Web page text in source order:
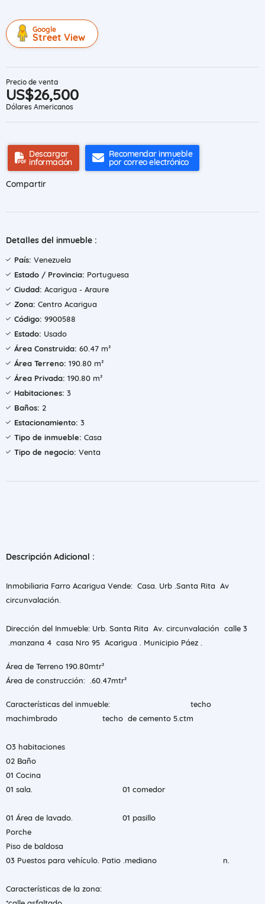
Google
Street View
Precio de venta
US$26,500
Dólares Americanos
Descargar
información
Recomendar inmueble
por correo electrónico
Compartir
Detalles del inmueble :
País: Venezuela
Estado / Provincia: Portuguesa
Ciudad: Acarigua - Araure
Zona: Centro Acarigua
Código: 9900588
Estado: Usado
Área Construida: 60.47 m²
Área Terreno: 190.80 m²
Área Privada: 190.80 m²
Habitaciones: 3
Baños: 2
Estacionamiento: 3
Tipo de inmueble: Casa
Tipo de negocio: Venta
Descripción Adicional :
Inmobiliaria Farro Acarigua Vende: Casa. Urb .Santa Rita Av
circunvalación.
Dirección del Inmueble: Urb. Santa Rita Av. circunvalación calle 3
.manzana 4 casa Nro 95 Acarigua . Municipio Páez .
Área de Terreno 190.80mtr²
Área de construcción: .60.47mtr²
Características del inmueble: techo
machimbrado techo de cemento 5.ctm
O3 habitaciones
02 Baño
01 Cocina
01 sala. 01 comedor
01 Área de lavado. 01 pasillo
Porche
Piso de baldosa
03 Puestos para vehículo. Patio .mediano n.
Características de la zona: